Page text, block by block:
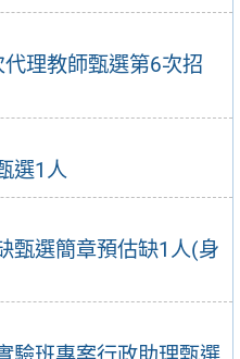
理教師甄選第6次招
選1人
甄選簡章預估缺1人(身